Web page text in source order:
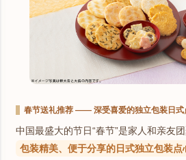
春节送礼推荐 —— 深受喜爱的独立包装日式
中国最盛大的节日“春节”是家人和亲友团
包装精美、便于分享的日式独立包装点